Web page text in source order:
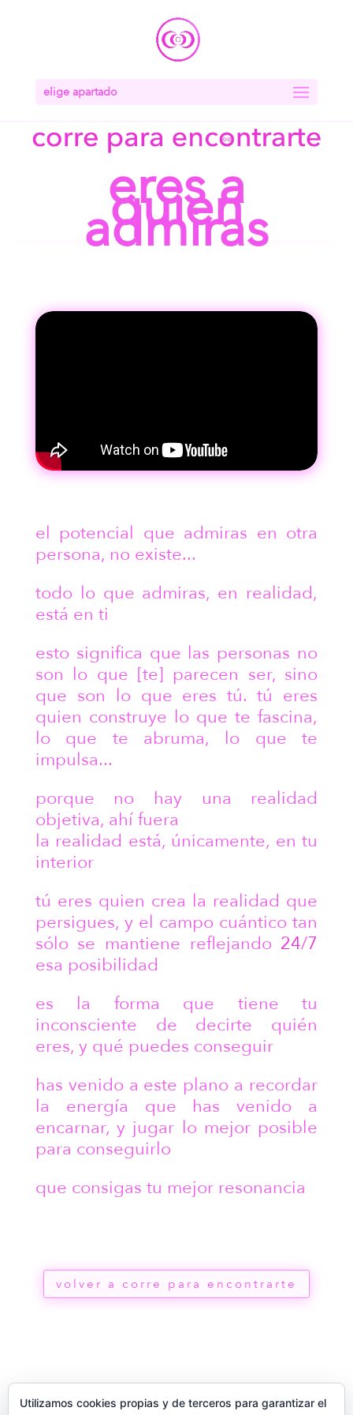
elige apartado
eres a
quien
admiras
el potencial que admiras en otra
persona, no existe...
todo lo que admiras, en realidad,
está en ti
esto significa que las personas no
son lo que [te] parecen ser, sino
que son lo que eres tú. tú eres
quien construye lo que te fascina,
lo que te abruma, lo que te
impulsa...
porque no hay una realidad
objetiva, ahí fuera
la realidad está, únicamente, en tu
interior
tú eres quien crea la realidad que
persigues, y el campo cuántico tan
sólo se mantiene reflejando 24/7
esa posibilidad
es la forma que tiene tu
inconsciente de decirte quién
eres, y qué puedes conseguir
has venido a este plano a recordar
la energía que has venido a
encarnar, y jugar lo mejor posible
para conseguirlo
que consigas tu mejor resonancia
volver a corre para encontrarte
Utilizamos cookies propias y de terceros para garantizar el